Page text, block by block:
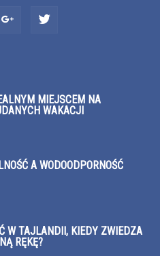
MIEJSCEM NA
WAKACJI
A WODOODPORNOŚĆ
W TAJLANDII, KIEDY ZWIEDZA
RĘKĘ?